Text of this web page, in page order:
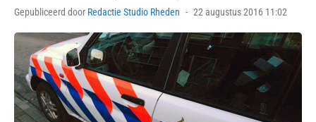
Gepubliceerd door Redactie Studio Rheden
Posted
22 augustus 2016 11:02